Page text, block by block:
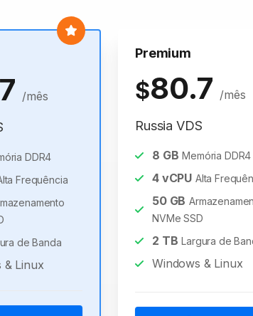
/mês
DDR4
Frequência
de Banda
& Linux
Premium
$80.7 /mês
Russia VDS
8 GB Memória DDR4
4vCPU Alta
50GB
NVMe SSD
2 TB Largura de
Windows & Linux